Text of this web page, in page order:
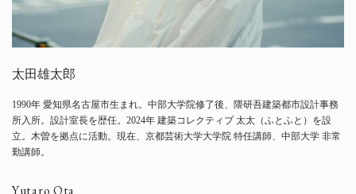
太田雄太郎
1990年 愛知県名古屋市生まれ。中部大学院修了後、隈研吾建築都市設計事務
所入所。設計室長を歴任。2024年 建築コレクティブ 太太（ふとふと）を設
立。木曽を拠点に活動。現在、京都芸術大学大学院 特任講師、中部大学 非常
勤講師。